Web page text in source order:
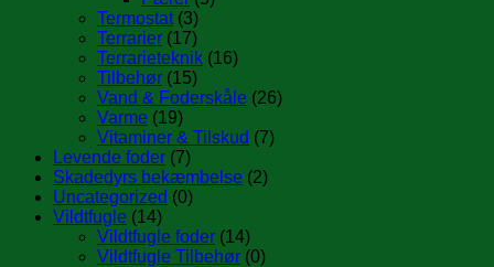
Termostat (3)
Terrarier (17)
Terrarieteknik (16)
Tilbehør (15)
Vand & Foderskåle (26)
Varme (19)
Vitaminer & Tilskud (7)
Levende foder (7)
Skadedyrs bekæmbelse (2)
Uncategorized (0)
Vildtfugle (14)
Vildtfugle foder (14)
Vildtfugle Tilbehør (0)